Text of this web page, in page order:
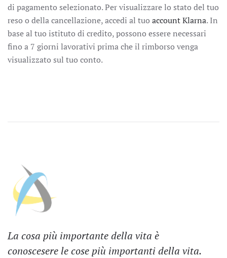
di pagamento selezionato. Per visualizzare lo stato del tuo
reso o della cancellazione, accedi al tuo account Klarna. In
base al tuo istituto di credito, possono essere necessari
fino a 7 giorni lavorativi prima che il rimborso venga
visualizzato sul tuo conto.
La cosa più importante della vita è
conoscesere le cose più importanti della vita.